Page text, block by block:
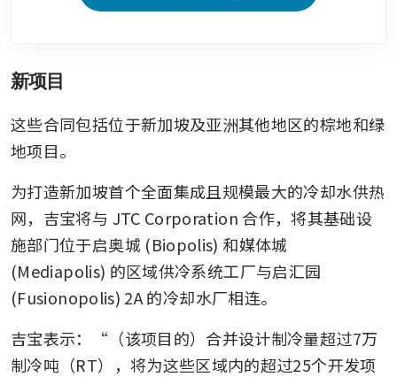
新项目
这些合同包括位于新加坡及亚洲其他地区的棕地和绿
地项目。
为打造新加坡首个全面集成且规模最大的冷却水供热
网，吉宝将与 JTC Corporation 合作，将其基础设
施部门位于启奥城 (Biopolis) 和媒体城
(Mediapolis) 的区域供冷系统工厂与启汇园
(Fusionopolis) 2A 的冷却水厂相连。
吉宝表示：“（该项目的）合并设计制冷量超过7万
制冷吨（RT），将为这些区域内的超过25个开发项